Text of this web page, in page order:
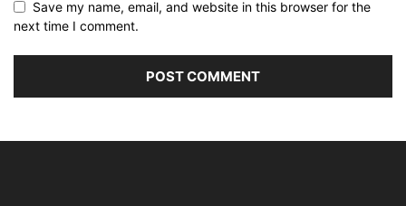
Save my name, email, and website in this browser for the
next time I comment.